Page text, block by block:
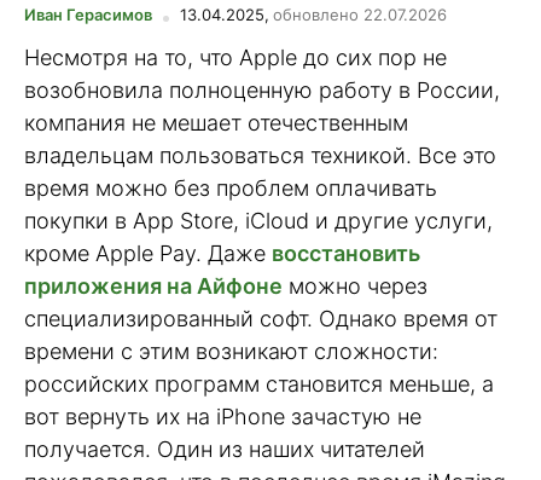
Иван Герасимов 13.04.2025, обновлено 22.07.2026
Несмотря на то, что Apple до сих пор не
возобновила полноценную работу в России,
компания не мешает отечественным
владельцам пользоваться техникой. Все это
время можно без проблем оплачивать
покупки в App Store, iCloud и другие услуги,
кроме Apple Pay. Даже восстановить
приложения на Айфоне можно через
специализированный софт. Однако время от
времени с этим возникают сложности:
российских программ становится меньше, а
вот вернуть их на iPhone зачастую не
получается. Один из наших читателей